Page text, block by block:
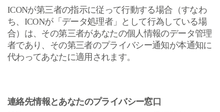
ICONが第三者の指示に従って行動する場合（すなわ
ち、 ICONが「データ処理者」として行為している場
合）は、その第三者があなたの個人情報のデータ管理
者であり、その第三者のプライバシー通知が本通知に
代わってあなたに適用されます。
連絡先情報とあなたのプライバシー窓口